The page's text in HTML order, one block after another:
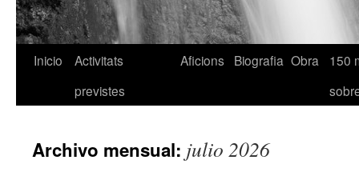
Inicio
Activitats
previstes
Aficions Biografia Obra
150
Archivo mensual: julio 2026